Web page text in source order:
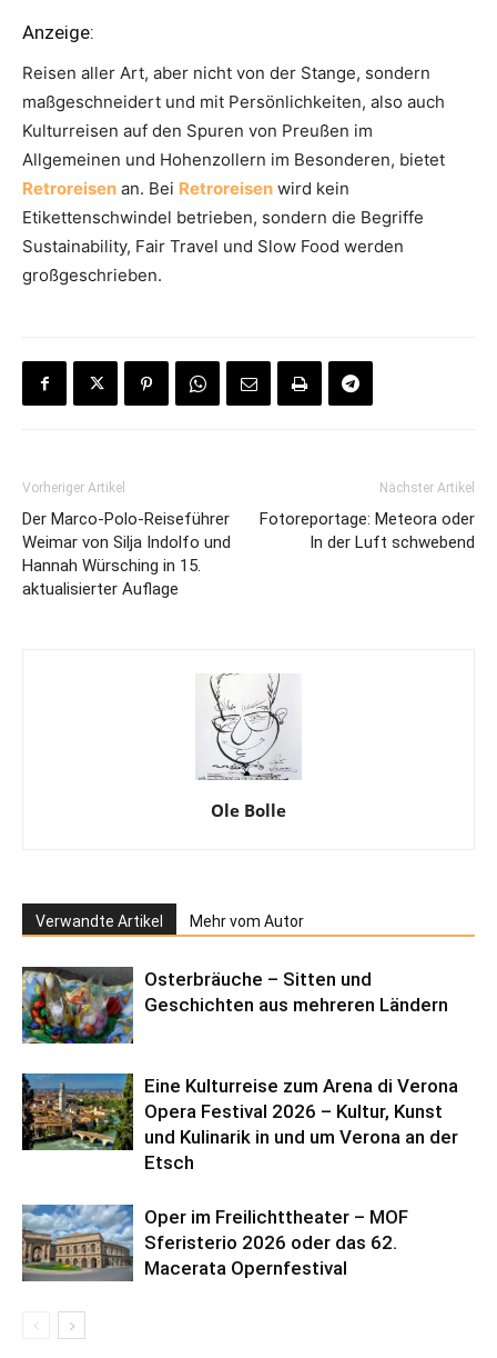
Anzeige:
Reisen aller Art, aber nicht von der Stange, sondern
maßgeschneidert und mit Persönlichkeiten, also auch
Kulturreisen auf den Spuren von Preußen im
Allgemeinen und Hohenzollern im Besonderen, bietet
Retroreisen an. Bei Retroreisen wird kein
Etikettenschwindel betrieben, sondern die Begriffe
Sustainability, Fair Travel und Slow Food werden
großgeschrieben.
Vorheriger Artikel
Der Marco-Polo-Reiseführer
Weimar von Silja Indolfo und
Hannah Würsching in 15.
aktualisierter Auflage
Nächster Artikel
Fotoreportage: Meteora oder
In der Luft schwebend
Ole Bolle
Verwandte Artikel Mehr vom Autor
Osterbräuche – Sitten und
Geschichten aus mehreren Ländern
Eine Kulturreise zum Arena di Verona
Opera Festival 2026 – Kultur, Kunst
und Kulinarik in und um Verona an der
Etsch
Oper im Freilichttheater – MOF
Sferisterio 2026 oder das 62.
Macerata Opernfestival